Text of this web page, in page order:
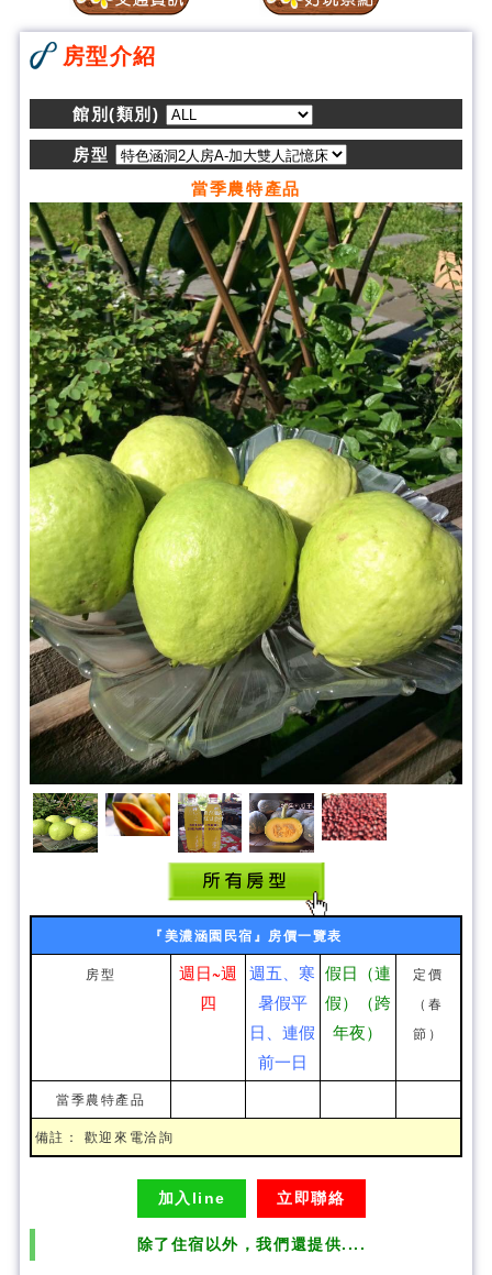
房型介紹
館別(類別)
房型
當季農特產品
『美濃涵園民宿』房價一覽表
房型
週日~週
四
週五、寒
暑假平
日、連假
前一日
假日（連
假）（跨
年夜）
定價
（春
節）
當季農特產品
備註： 歡迎來電洽詢
加入line 立即聯絡
除了住宿以外，我們還提供....